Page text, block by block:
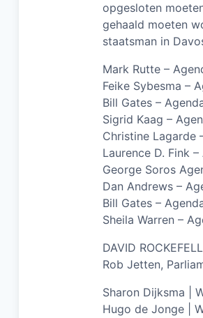
opgesloten
gehaald moeten
staatsman in
Mark Rutte –
Feike Sybesma –
Bill Gates –
Sigrid Kaag –
Christine Lagarde
Laurence D. Fink
George Soros
Dan Andrews –
Bill Gates –
Sheila Warren –
DAVID
Rob Jetten,
Sharon Dijksma |
Hugo de Jonge |